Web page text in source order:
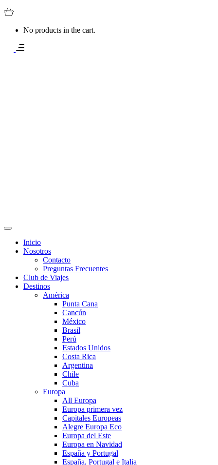
No products in the cart.
Inicio
Nosotros
Contacto
Preguntas Frecuentes
Club de Viajes
Destinos
América
Punta Cana
Cancún
México
Brasil
Perú
Estados Unidos
Costa Rica
Argentina
Chile
Cuba
Europa
All Europa
Europa primera vez
Capitales Europeas
Alegre Europa Eco
Europa del Este
Europa en Navidad
España y Portugal
España, Portugal e Italia